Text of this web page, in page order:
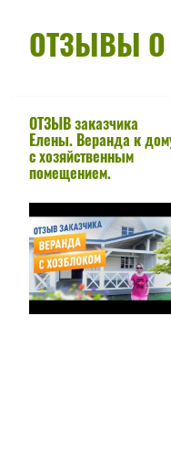
ОТЗЫВЫ О
ОТЗЫВ заказчика
Елены. Веранда к
с хозяйственным
помещением.